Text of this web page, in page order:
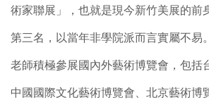
術家聯展」，也就是現今新竹美展的前
第三名，以當年非學院派而言實屬不易
老師積極參展國內外藝術博覽會，包括
中國國際文化藝術博覽會、北京藝術博